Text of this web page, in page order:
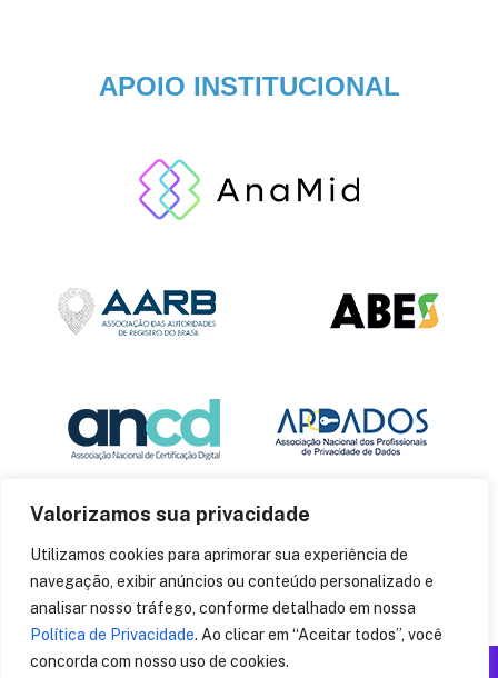
Valorizamos sua privacidade
Utilizamos cookies para aprimorar sua experiência de
navegação, exibir anúncios ou conteúdo personalizado e
analisar nosso tráfego, conforme detalhado em nossa
Política de Privacidade. Ao clicar em “Aceitar todos”, você
concorda com nosso uso de cookies.
APOIO INSTITUCIONAL